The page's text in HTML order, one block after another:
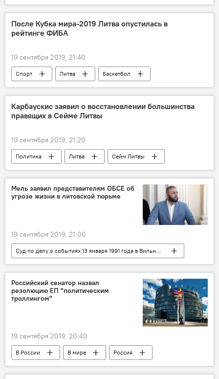
После Кубка мира-2019 Литва опустилась в
рейтинге ФИБА
19 сентября 2019, 21:40
Спорт Литва
баскетбол
сборная по баскетболу
Карбаускис заявил о восстановлении большинства
правящих в Сейме Литвы
19 сентября 2019, 21:20
Политика Литва
Сейм Литвы
Рамунас Карбаускис
Мель заявил представителям ОБСЕ об
угрозе жизни в литовской тюрьме
19 сентября 2019, 21:00
Суд по делу о событиях 13 января 1991 года в Вильнюсе
Общество
Юрий Мель
Литва
Россия
события 13 января 1991 года в Вильнюсе
Российский сенатор назвал
резолюцию ЕП "политическим
троллингом"
19 сентября 2019, 20:40
В России В мире
Россия
Европарламент
Вторая мировая война